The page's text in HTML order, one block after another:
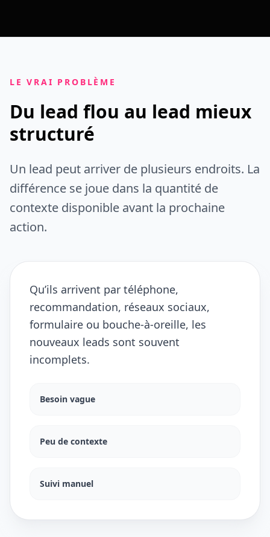
LE VRAI PROBLÈME
Du lead flou au lead mieux
structuré
Un lead peut arriver de plusieurs endroits. La
différence se joue dans la quantité de
contexte disponible avant la prochaine
action.
Qu’ils arrivent par téléphone,
recommandation, réseaux sociaux,
formulaire ou bouche-à-oreille, les
nouveaux leads sont souvent
incomplets.
Besoin vague
Peu de contexte
Suivi manuel